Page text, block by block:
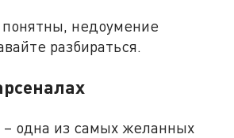
недоумение
разбираться.
одна из самых желанных